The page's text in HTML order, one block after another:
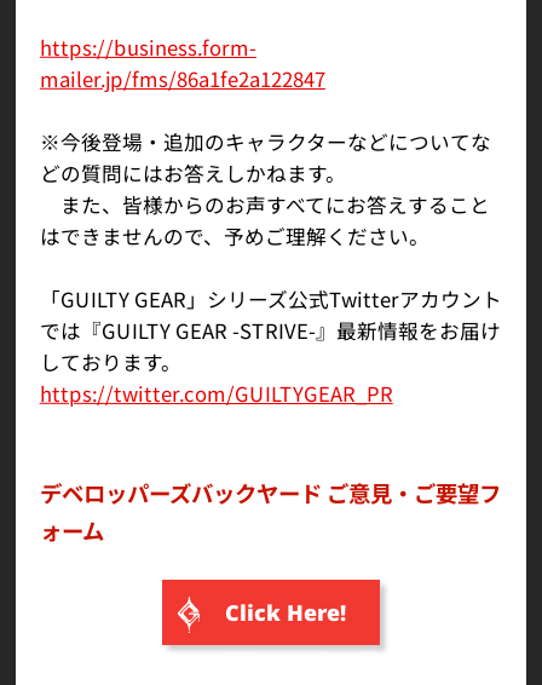
https://business.form-
mailer.jp/fms/86a1fe2a122847
※今後登場・追加のキャラクターなどについてな
どの質問にはお答えしかねます。
また、皆様からのお声すべてにお答えすること
はできませんので、予めご理解ください。
「GUILTY GEAR」シリーズ公式Twitterアカウント
では『GUILTY GEAR -STRIVE-』最新情報をお届け
しております。
https://twitter.com/GUILTYGEAR_PR
デベロッパーズバックヤード ご意見・ご要望フ
ォーム
Click Here!